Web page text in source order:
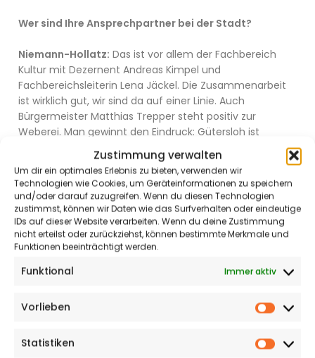
Zustimmung verwalten
Um dir ein optimales Erlebnis zu bieten, verwenden wir
Technologien wie Cookies, um Geräteinformationen zu speichern
und/oder darauf zuzugreifen. Wenn du diesen Technologien
zustimmst, können wir Daten wie das Surfverhalten oder eindeutige
IDs auf dieser Website verarbeiten. Wenn du deine Zustimmung
nicht erteilst oder zurückziehst, können bestimmte Merkmale und
Funktionen beeinträchtigt werden.
Funktional Immer aktiv
Vorlieben
Statistiken
Wer sind Ihre Ansprechpartner bei der Stadt?
Niemann-Hollatz: Das ist vor allem der Fachbereich
Kultur mit Dezernent Andreas Kimpel und
Fachbereichsleiterin Lena Jäckel. Die Zusammenarbeit
ist wirklich gut, wir sind da auf einer Linie. Auch
Bürgermeister Matthias Trepper steht positiv zur
Weberei. Man gewinnt den Eindruck: Gütersloh ist
Weberei. Sie hat eine wichtige gesellschaftspolitische
Funktion in und für unsere Stadt. Wir sind im Übrigen
auch mit den Parteien im Rat im Gespräch. Außer mit
der AfD.
Ihnen liegt vor allem die Jugend am Herzen. Können
Sie die Jugendlichen im Bauteil 5 für eine Mitarbeit im
Förderverein begeistern?
Gespräch. Von dort kommt der Hinweis, es sei schwierig,
erst mal erfahren werden. Wir haben Jugendliche dabei,